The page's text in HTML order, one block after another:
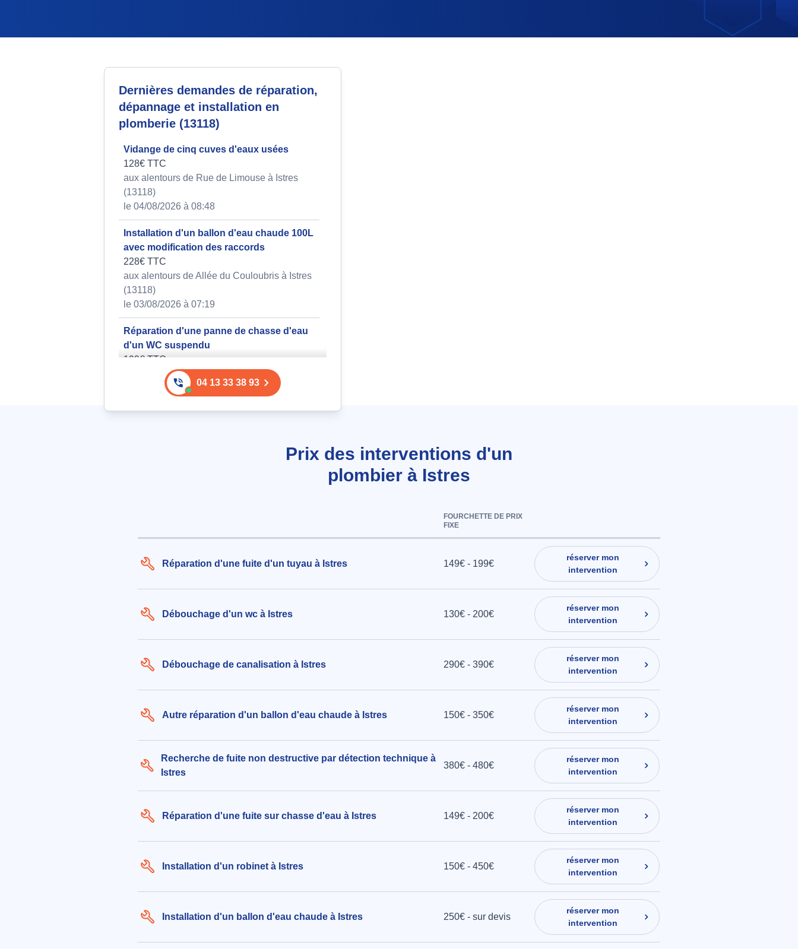
Dernières demandes de réparation,
dépannage et installation en
plomberie (13118)
Vidange de cinq cuves d'eaux usées
128€ TTC
aux alentours de Rue de Limouse à Istres
(13118)
le 04/08/2026 à 08:48
Installation d'un ballon d'eau chaude 100L
avec modification des raccords
228€ TTC
aux alentours de Allée du Couloubris à Istres
(13118)
le 03/08/2026 à 07:19
Réparation d'une panne de chasse d'eau
d'un WC suspendu
199€ TTC
aux alentours de Rue des Jujubiers à Istres
aux alentours de Rue de Terrefranche à Istres
04 13 33 38 93
Prix des interventions d'un
plombier à Istres
FOURCHETTE DE PRIX
FIXE
Réparation d'une fuite d'un tuyau à Istres 149€ - 199€
réserver mon
intervention
Débouchage d'un wc à Istres 130€ - 200€
réserver mon
intervention
Débouchage de canalisation à Istres 290€ - 390€
réserver mon
intervention
Autre réparation d'un ballon d'eau chaude à Istres 150€ - 350€
réserver mon
intervention
Recherche de fuite non destructive par détection technique à
Istres
380€ - 480€
réserver mon
intervention
Réparation d'une fuite sur chasse d'eau à Istres 149€ - 200€
réserver mon
intervention
Installation d'un robinet à Istres 150€ - 450€
réserver mon
intervention
Installation d'un ballon d'eau chaude à Istres 250€ - sur devis
réserver mon
intervention